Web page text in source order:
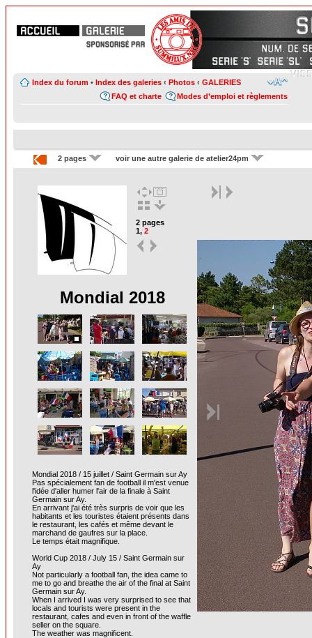
Index du forum • Index des galeries ‹ Photos ‹ GALERIES
Modes d’emploi et règlements
FAQ et charte
2 pages voir une autre galerie de atelier24pm
2 pages
1, 2
Mondial 2018
Mondial 2018 / 15 juillet / Saint Germain sur Ay
Pas spécialement fan de football il m'est venue
l'idée d'aller humer l'air de la finale à Saint
Germain sur Ay.
En arrivant j'ai été très surpris de voir que les
habitants et les touristes étaient présents dans
le restaurant, les cafés et même devant le
marchand de gaufres sur la place.
Le temps était magnifique.
World Cup 2018 / July 15 / Saint Germain sur
Ay
Not particularly a football fan, the idea came to
me to go and breathe the air of the final at Saint
Germain sur Ay.
When I arrived I was very surprised to see that
locals and tourists were present in the
restaurant, cafes and even in front of the waffle
seller on the square.
The weather was magnificent.